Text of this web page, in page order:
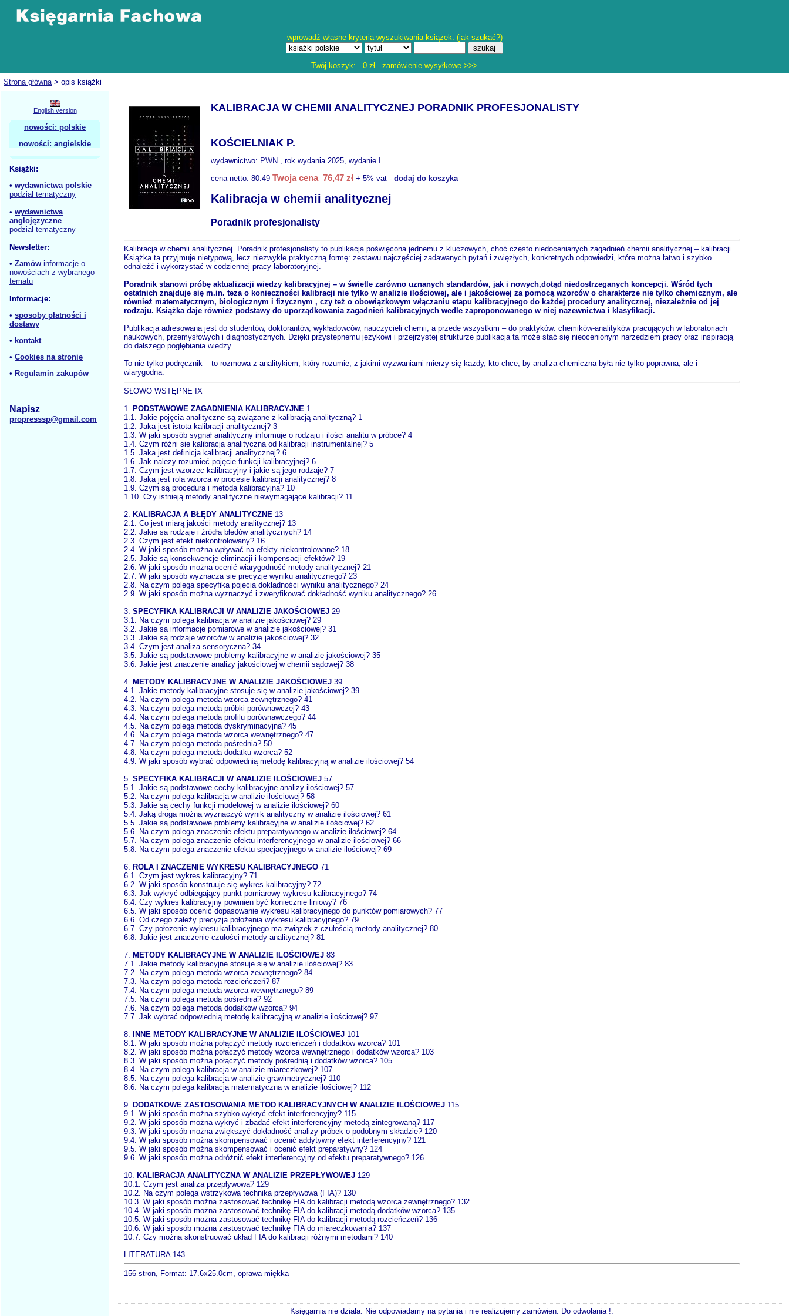
wprowadź własne kryteria wyszukiwania książek: (jak szukać?)
Twój koszyk: 0 zł zamówienie wysyłkowe >>>
Strona główna> opis książki
English version
nowości: polskie
nowości: angielskie
Książki:
• wydawnictwa polskie
podział tematyczny
• wydawnictwa
anglojęzyczne
podział tematyczny
Newsletter:
• Zamów informacje o
nowościach z wybranego
tematu
Informacje:
• sposoby płatności i
dostawy
• kontakt
• Cookies na stronie
• Regulamin zakupów
Napisz
propresssp@gmail.com
KALIBRACJA W CHEMII ANALITYCZNEJ PORADNIK PROFESJONALISTY
KOŚCIELNIAK P.
wydawnictwo: PWN , rok wydania 2025, wydanie I
cena netto: 80.49 Twoja cena 76,47 zł + 5% vat - dodaj do koszyka
Kalibracja w chemii analitycznej
Poradnik profesjonalisty
Kalibracja w chemii analitycznej. Poradnik profesjonalisty to publikacja poświęcona jednemu z kluczowych, choć często niedocenianych zagadnień chemii analitycznej – kalibracji.
Książka ta przyjmuje nietypową, lecz niezwykle praktyczną formę: zestawu najczęściej zadawanych pytań i zwięzłych, konkretnych odpowiedzi, które można łatwo i szybko
odnaleźć i wykorzystać w codziennej pracy laboratoryjnej.
Poradnik stanowi próbę aktualizacji wiedzy kalibracyjnej – w świetle zarówno uznanych standardów, jak i nowych,dotąd niedostrzeganych koncepcji. Wśród tych
ostatnich znajduje się m.in. teza o konieczności kalibracji nie tylko w analizie ilościowej, ale i jakościowej za pomocą wzorców o charakterze nie tylko chemicznym, ale
również matematycznym, biologicznym i fizycznym , czy też o obowiązkowym włączaniu etapu kalibracyjnego do każdej procedury analitycznej, niezależnie od jej
rodzaju. Książka daje również podstawy do uporządkowania zagadnień kalibracyjnych wedle zaproponowanego w niej nazewnictwa i klasyfikacji.
Publikacja adresowana jest do studentów, doktorantów, wykładowców, nauczycieli chemii, a przede wszystkim – do praktyków: chemików-analityków pracujących w laboratoriach
naukowych, przemysłowych i diagnostycznych. Dzięki przystępnemu językowi i przejrzystej strukturze publikacja ta może stać się nieocenionym narzędziem pracy oraz inspiracją
do dalszego pogłębiania wiedzy.
To nie tylko podręcznik – to rozmowa z analitykiem, który rozumie, z jakimi wyzwaniami mierzy się każdy, kto chce, by analiza chemiczna była nie tylko poprawna, ale i
wiarygodna.
SŁOWO WSTĘPNE IX
1. PODSTAWOWE ZAGADNIENIA KALIBRACYJNE 1
1.1. Jakie pojęcia analityczne są związane z kalibracją analityczną? 1
1.2. Jaka jest istota kalibracji analitycznej? 3
1.3. W jaki sposób sygnał analityczny informuje o rodzaju i ilości analitu w próbce? 4
1.4. Czym różni się kalibracja analityczna od kalibracji instrumentalnej? 5
1.5. Jaka jest definicja kalibracji analitycznej? 6
1.6. Jak należy rozumieć pojęcie funkcji kalibracyjnej? 6
1.7. Czym jest wzorzec kalibracyjny i jakie są jego rodzaje? 7
1.8. Jaka jest rola wzorca w procesie kalibracji analitycznej? 8
1.9. Czym są procedura i metoda kalibracyjna? 10
1.10. Czy istnieją metody analityczne niewymagające kalibracji? 11
2. KALIBRACJA A BŁĘDY ANALITYCZNE 13
2.1. Co jest miarą jakości metody analitycznej? 13
2.2. Jakie są rodzaje i źródła błędów analitycznych? 14
2.3. Czym jest efekt niekontrolowany? 16
2.4. W jaki sposób można wpływać na efekty niekontrolowane? 18
2.5. Jakie są konsekwencje eliminacji i kompensacji efektów? 19
2.6. W jaki sposób można ocenić wiarygodność metody analitycznej? 21
2.7. W jaki sposób wyznacza się precyzję wyniku analitycznego? 23
2.8. Na czym polega specyfika pojęcia dokładności wyniku analitycznego? 24
2.9. W jaki sposób można wyznaczyć i zweryfikować dokładność wyniku analitycznego? 26
3. SPECYFIKA KALIBRACJI W ANALIZIE JAKOŚCIOWEJ 29
3.1. Na czym polega kalibracja w analizie jakościowej? 29
3.2. Jakie są informacje pomiarowe w analizie jakościowej? 31
3.3. Jakie są rodzaje wzorców w analizie jakościowej? 32
3.4. Czym jest analiza sensoryczna? 34
3.5. Jakie są podstawowe problemy kalibracyjne w analizie jakościowej? 35
3.6. Jakie jest znaczenie analizy jakościowej w chemii sądowej? 38
4. METODY KALIBRACYJNE W ANALIZIE JAKOŚCIOWEJ 39
4.1. Jakie metody kalibracyjne stosuje się w analizie jakościowej? 39
4.2. Na czym polega metoda wzorca zewnętrznego? 41
4.3. Na czym polega metoda próbki porównawczej? 43
4.4. Na czym polega metoda profilu porównawczego? 44
4.5. Na czym polega metoda dyskryminacyjna? 45
4.6. Na czym polega metoda wzorca wewnętrznego? 47
4.7. Na czym polega metoda pośrednia? 50
4.8. Na czym polega metoda dodatku wzorca? 52
4.9. W jaki sposób wybrać odpowiednią metodę kalibracyjną w analizie ilościowej? 54
5. SPECYFIKA KALIBRACJI W ANALIZIE ILOŚCIOWEJ 57
5.1. Jakie są podstawowe cechy kalibracyjne analizy ilościowej? 57
5.2. Na czym polega kalibracja w analizie ilościowej? 58
5.3. Jakie są cechy funkcji modelowej w analizie ilościowej? 60
5.4. Jaką drogą można wyznaczyć wynik analityczny w analizie ilościowej? 61
5.5. Jakie są podstawowe problemy kalibracyjne w analizie ilościowej? 62
5.6. Na czym polega znaczenie efektu preparatywnego w analizie ilościowej? 64
5.7. Na czym polega znaczenie efektu interferencyjnego w analizie ilościowej? 66
5.8. Na czym polega znaczenie efektu specjacyjnego w analizie ilościowej? 69
6. ROLA I ZNACZENIE WYKRESU KALIBRACYJNEGO 71
6.1. Czym jest wykres kalibracyjny? 71
6.2. W jaki sposób konstruuje się wykres kalibracyjny? 72
6.3. Jak wykryć odbiegający punkt pomiarowy wykresu kalibracyjnego? 74
6.4. Czy wykres kalibracyjny powinien być koniecznie liniowy? 76
6.5. W jaki sposób ocenić dopasowanie wykresu kalibracyjnego do punktów pomiarowych? 77
6.6. Od czego zależy precyzja położenia wykresu kalibracyjnego? 79
6.7. Czy położenie wykresu kalibracyjnego ma związek z czułością metody analitycznej? 80
6.8. Jakie jest znaczenie czułości metody analitycznej? 81
7. METODY KALIBRACYJNE W ANALIZIE ILOŚCIOWEJ 83
7.1. Jakie metody kalibracyjne stosuje się w analizie ilościowej? 83
7.2. Na czym polega metoda wzorca zewnętrznego? 84
7.3. Na czym polega metoda rozcieńczeń? 87
7.4. Na czym polega metoda wzorca wewnętrznego? 89
7.5. Na czym polega metoda pośrednia? 92
7.6. Na czym polega metoda dodatków wzorca? 94
7.7. Jak wybrać odpowiednią metodę kalibracyjną w analizie ilościowej? 97
8. INNE METODY KALIBRACYJNE W ANALIZIE ILOŚCIOWEJ 101
8.1. W jaki sposób można połączyć metody rozcieńczeń i dodatków wzorca? 101
8.2. W jaki sposób można połączyć metody wzorca wewnętrznego i dodatków wzorca? 103
8.3. W jaki sposób można połączyć metody pośrednią i dodatków wzorca? 105
8.4. Na czym polega kalibracja w analizie miareczkowej? 107
8.5. Na czym polega kalibracja w analizie grawimetrycznej? 110
8.6. Na czym polega kalibracja matematyczna w analizie ilościowej? 112
9. DODATKOWE ZASTOSOWANIA METOD KALIBRACYJNYCH W ANALIZIE ILOŚCIOWEJ 115
9.1. W jaki sposób można szybko wykryć efekt interferencyjny? 115
9.2. W jaki sposób można wykryć i zbadać efekt interferencyjny metodą zintegrowaną? 117
9.3. W jaki sposób można zwiększyć dokładność analizy próbek o podobnym składzie? 120
9.4. W jaki sposób można skompensować i ocenić addytywny efekt interferencyjny? 121
9.5. W jaki sposób można skompensować i ocenić efekt preparatywny? 124
9.6. W jaki sposób można odróżnić efekt interferencyjny od efektu preparatywnego? 126
10. KALIBRACJA ANALITYCZNA W ANALIZIE PRZEPŁYWOWEJ 129
10.1. Czym jest analiza przepływowa? 129
10.2. Na czym polega wstrzykowa technika przepływowa (FIA)? 130
10.3. W jaki sposób można zastosować technikę FIA do kalibracji metodą wzorca zewnętrznego? 132
10.4. W jaki sposób można zastosować technikę FIA do kalibracji metodą dodatków wzorca? 135
10.5. W jaki sposób można zastosować technikę FIA do kalibracji metodą rozcieńczeń? 136
10.6. W jaki sposób można zastosować technikę FIA do miareczkowania? 137
10.7. Czy można skonstruować układ FIA do kalibracji różnymi metodami? 140
LITERATURA 143
156 stron, Format: 17.6x25.0cm, oprawa miękka
Księgarnia nie działa. Nie odpowiadamy na pytania i nie realizujemy zamówien. Do odwolania !.